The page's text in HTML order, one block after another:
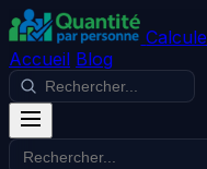
Accueil Blog